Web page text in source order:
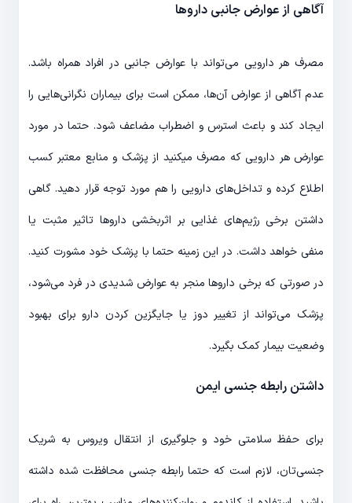
آگاهی از عوارض جانبی داروها
مصرف هر دارویی می‌تواند با عوارض جانبی در افراد همراه باشد.
عدم آگاهی از عوارض آن‌ها، ممکن است برای بیماران نگرانی‌هایی را
ایجاد کند و باعث استرس و اضطراب مضاعف شود. حتما در مورد
عوارض هر دارویی که مصرف می‎کنید از پزشک و منابع معتبر کسب
اطلاع کرده و تداخل‌های دارویی را هم مورد توجه قرار دهید. گاهی
داشتن برخی رژیم‌های غذایی بر اثربخشی داروها تاثیر مثبت یا
منفی خواهد داشت. در این زمینه حتما با پزشک خود مشورت کنید.
در صورتی که برخی داروها منجر به عوارض شدیدی در فرد می‌شود،
پزشک می‌تواند از تغییر دوز یا جایگزین کردن دارو برای بهبود
وضعیت بیمار کمک بگیرد.
داشتن رابطه جنسی ایمن
برای حفظ سلامتی خود و جلوگیری از انتقال ویروس به شریک
جنسی‌تان، لازم است که حتما رابطه جنسی محافظت شده داشته